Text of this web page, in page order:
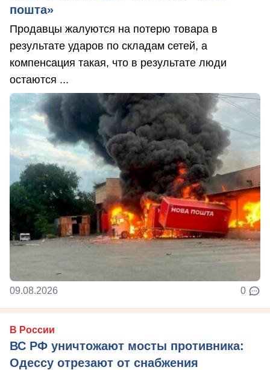
пошта»
Продавцы жалуются на потерю товара в
результате ударов по складам сетей, а
компенсация такая, что в результате люди
остаются ...
09.08.2026 0
В России
ВС РФ уничтожают мосты противника:
Одессу отрезают от снабжения